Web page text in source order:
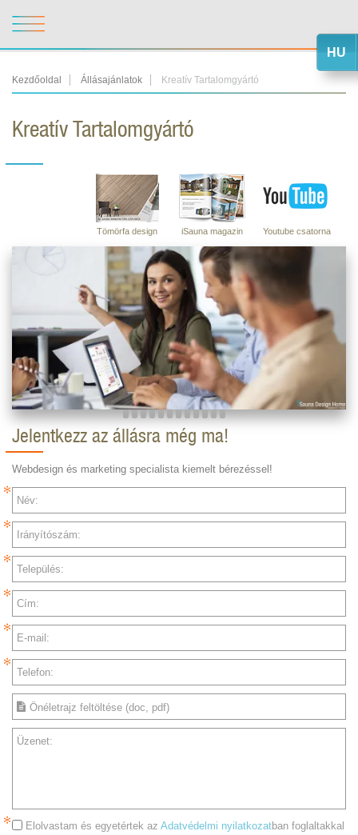
Kezdőoldal Állásajánlatok Kreatív Tartalomgyártó
Kreatív Tartalomgyártó
Youtube csatorna
iSauna magazin
Tömörfa design
Jelentkezz az állásra még ma!
Webdesign és marketing specialista kiemelt bérezéssel!
Név:
Irányítószám:
Település:
Cím:
E-mail:
Telefon:
Önéletrajz feltöltése (doc, pdf)
Üzenet:
Elolvastam és egyetértek az Adatvédelmi nyilatkozatban foglaltakkal
HU